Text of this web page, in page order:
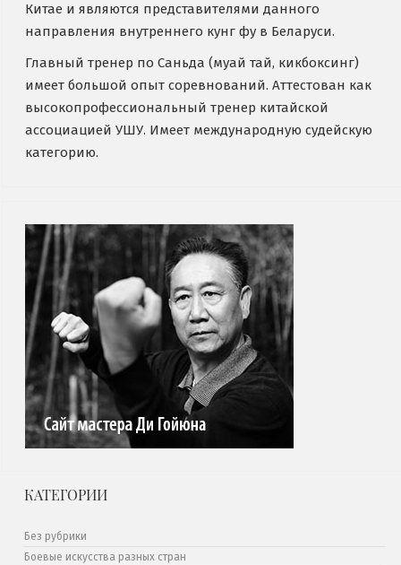
Китае и являются представителями данного
направления внутреннего кунг фу в Беларуси.
Главный тренер по Саньда (муай тай, кикбоксинг)
имеет большой опыт соревнований. Аттестован как
высокопрофессиональный тренер китайской
ассоциацией УШУ. Имеет международную судейскую
категорию.
КАТЕГОРИИ
Без рубрики
Боевые искусства разных стран